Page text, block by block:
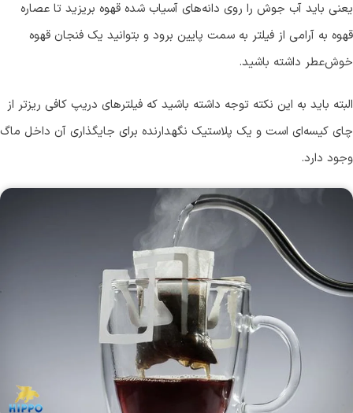
یعنی باید آب جوش را روی دانه‌های آسیاب شده قهوه بریزید تا عصاره
قهوه به آرامی از فیلتر به سمت پایین برود و بتوانید یک فنجان قهوه
خوش‌عطر داشته باشید.
البته باید به این نکته توجه داشته باشید که فیلترهای دریپ کافی ریزتر از
چای کیسه‌ای است و یک پلاستیک نگهدارنده برای جایگذاری آن داخل ماگ
وجود دارد.